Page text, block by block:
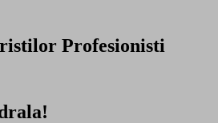
Profesionisti